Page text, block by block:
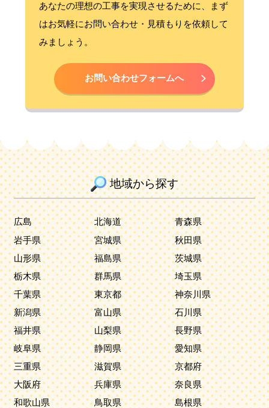
あなたの理想の工事を実現させるために、まず
はお気軽にお問い合わせ・見積もりを依頼して
みましょう。
お問い合わせフォームへ
地域から探す
広島 北海道
青森県
岩手県
宮城県
秋田県
山形県
福島県
茨城県
栃木県
群馬県
埼玉県
千葉県
東京都
神奈川県
新潟県
富山県
石川県
福井県
山梨県
長野県
岐阜県
静岡県
愛知県
三重県
滋賀県
京都府
大阪府
兵庫県
奈良県
和歌山県
鳥取県
島根県